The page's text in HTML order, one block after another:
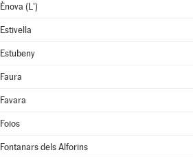
Ènova (L')
Estivella
Estubeny
Faura
Favara
Foios
Fontanars dels Alforins